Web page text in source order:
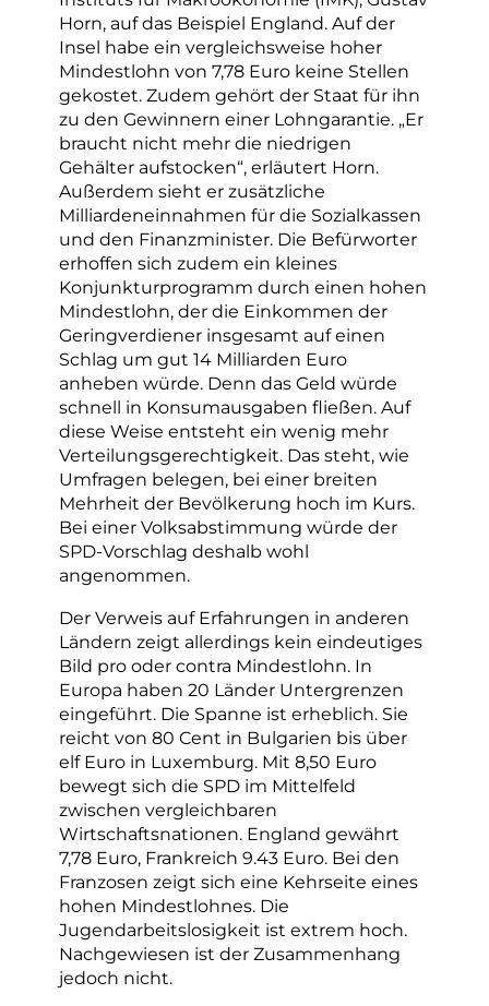
Horn, auf das Beispiel England. Auf der
Insel habe ein vergleichsweise hoher
Mindestlohn von 7,78 Euro keine Stellen
gekostet. Zudem gehört der Staat für ihn
zu den Gewinnern einer Lohngarantie. „Er
braucht nicht mehr die niedrigen
Gehälter aufstocken“, erläutert Horn.
Außerdem sieht er zusätzliche
Milliardeneinnahmen für die Sozialkassen
und den Finanzminister. Die Befürworter
erhoffen sich zudem ein kleines
Konjunkturprogramm durch einen hohen
Mindestlohn, der die Einkommen der
Geringverdiener insgesamt auf einen
Schlag um gut 14 Milliarden Euro
anheben würde. Denn das Geld würde
schnell in Konsumausgaben fließen. Auf
diese Weise entsteht ein wenig mehr
Verteilungsgerechtigkeit. Das steht, wie
Umfragen belegen, bei einer breiten
Mehrheit der Bevölkerung hoch im Kurs.
Bei einer Volksabstimmung würde der
SPD-Vorschlag deshalb wohl
angenommen.
Der Verweis auf Erfahrungen in anderen
Ländern zeigt allerdings kein eindeutiges
Bild pro oder contra Mindestlohn. In
Europa haben 20 Länder Untergrenzen
eingeführt. Die Spanne ist erheblich. Sie
reicht von 80 Cent in Bulgarien bis über
elf Euro in Luxemburg. Mit 8,50 Euro
bewegt sich die SPD im Mittelfeld
zwischen vergleichbaren
Wirtschaftsnationen. England gewährt
7,78 Euro, Frankreich 9.43 Euro. Bei den
Franzosen zeigt sich eine Kehrseite eines
hohen Mindestlohnes. Die
Jugendarbeitslosigkeit ist extrem hoch.
Nachgewiesen ist der Zusammenhang
jedoch nicht.